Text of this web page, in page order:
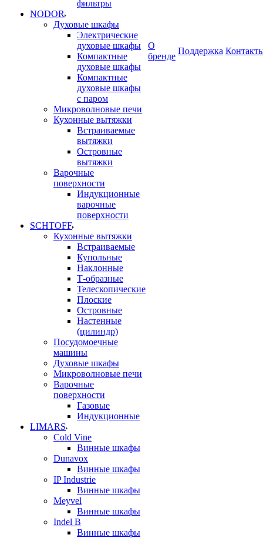
фильтры
NODOR
Духовые шкафы
Электрические
духовые шкафы
Компактные
духовые шкафы
Компактные
духовые шкафы
с паром
Микроволновые печи
Кухонные вытяжки
Встраиваемые
вытяжки
Островные
вытяжки
Варочные
поверхности
Индукционные
варочные
поверхности
SCHTOFF
Кухонные вытяжки
Встраиваемые
Купольные
Наклонные
Т-образные
Телескопические
Плоские
Островные
Настенные
(цилиндр)
Посудомоечные
машины
Духовые шкафы
Микроволновые печи
Варочные
поверхности
Газовые
Индукционные
LIMARS
Cold Vine
Винные шкафы
Dunavox
Винные шкафы
IP Industrie
Винные шкафы
Meyvel
Винные шкафы
Indel B
Винные шкафы
О
бренде
Поддержка